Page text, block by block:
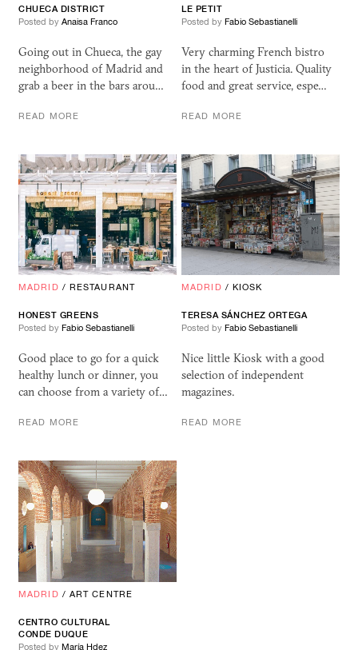
CHUECA DISTRICT
Posted by Anaisa Franco
Going out in Chueca, the gay
neighborhood of Madrid and
grab a beer in the bars arou…
READ MORE
LE PETIT
Posted by Fabio Sebastianelli
Very charming French bistro
in the heart of Justicia. Quality
food and great service, espe…
READ MORE
MADRID / RESTAURANT
HONEST GREENS
Posted by Fabio Sebastianelli
Good place to go for a quick
healthy lunch or dinner, you
can choose from a variety of…
READ MORE
MADRID / KIOSK
TERESA SÁNCHEZ ORTEGA
Posted by Fabio Sebastianelli
Nice little Kiosk with a good
selection of independent
magazines.
READ MORE
MADRID / ART CENTRE
CENTRO CULTURAL
CONDE DUQUE
Posted by María Hdez